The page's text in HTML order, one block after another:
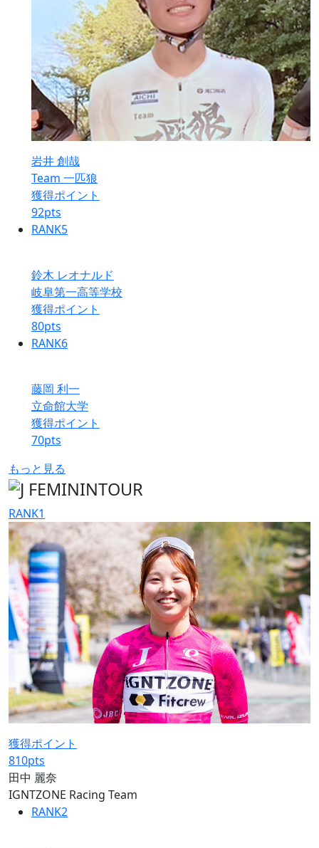
岩井 創哉
Team 一匹狼
獲得ポイント
92pts
RANK5
鈴木 レオナルド
岐阜第一高等学校
獲得ポイント
80pts
RANK6
藤岡 利一
立命館大学
獲得ポイント
70pts
もっと見る
RANK1
獲得ポイント
810pts
田中 麗奈
IGNTZONE Racing Team
RANK2